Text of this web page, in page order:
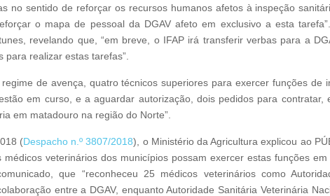
no sentido de reforçar os recursos humanos afetos à inspeção
o mapa de pessoal da DGAV afeto em exclusivo a esta
revelando que, “em breve, o IFAP irá transferir verbas para a
realizar estas tarefas”.
de avença, quatro técnicos superiores para exercer funções de
em curso, e a aguardar autorização, dois pedidos para
em matadouro na região do Norte”.
(Despacho n.º 3807/2018), o Ministério da Agricultura explicou ao
veterinários dos municípios possam exercer estas funções em
que “reconheceu 25 médicos veterinários como
entre a DGAV, enquanto Autoridade Sanitária Veterinária